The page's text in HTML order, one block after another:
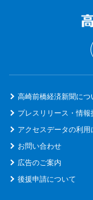
高崎前橋経済新聞につ
プレスリリース・情報
アクセスデータの利用
お問い合わせ
広告のご案内
後援申請について